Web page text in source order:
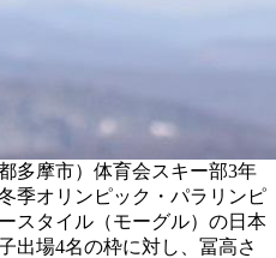
多摩市）体育会スキー部3年
季オリンピック・パラリンピ
スタイル（モーグル）の日本
出場4名の枠に対し、冨高さ